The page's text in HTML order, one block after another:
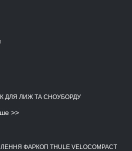
ДЛЯ ЛИЖ ТА СНОУБОРДУ
>>
ФАРКОП THULE VELOCOMPACT